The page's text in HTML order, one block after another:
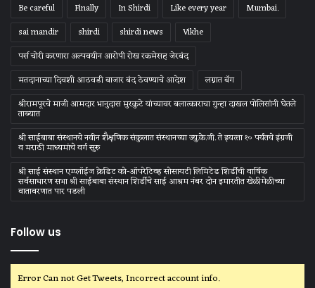
Be careful
Finally In Shirdi Like every year
Mumbai.
sai mandir
shirdi shirdi news
Vikhe
पर्स चोरी करणारा अल्पवयीन आरोपी रोख रकमेसह जेरबंद
मतदानाच्या दिवशी आठवडी बाजार बंद ठेवण्याचे आदेश
लग्नात बॅग
श्रीरामपूरचे माजी आमदार भानुदास मुरकुटे यांच्यावर बलात्काराचा गुन्हा दाखल पोलिसांनी घेतले
ताब्यात
श्री साईबाबा संस्‍थानचे नवीन शैक्षणिक संकुलात संस्‍थानच्‍या ज्‍यु.के.जी. ते इयत्‍ता १० पर्यंतचे इंग्रजी
व मराठी माध्‍यमांचे वर्ग सुरु
श्री साई संस्थान एम्प्लॉईज क्रेडिट को-ऑपरेटिव्ह सोसायटी लिमिटेड शिर्डीची वार्षिक
सर्वसाधारण सभा श्री साईबाबा संस्थान शिर्डीचे साई आश्रम नंबर दोन इमारतीत खेळीमेळीच्या
वातावरणात पार पडली
Follow us
Error Can not Get Tweets, Incorrect account info.